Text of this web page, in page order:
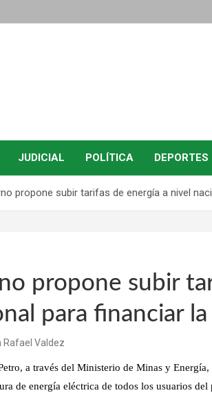
JUDICIAL POLÍTICA DEPORTES
propone subir tarifas de energía a nivel
propone subir
para financiar
Rafael Valdez
, a través del Ministerio de Minas y Energía,
de energía eléctrica de todos los usuarios